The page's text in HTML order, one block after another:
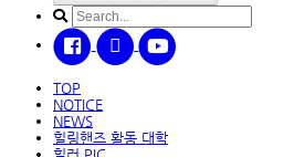
TOP
NOTICE
NEWS
힐링핸즈 활동 대학